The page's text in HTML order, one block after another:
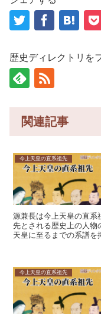
歴史ディレクトリを
関連記事
今上天皇の直系祖先
源兼長は今上天皇の直系
先とされる歴史上の人物
天皇に至るまでの系譜を
今上天皇の直系祖先